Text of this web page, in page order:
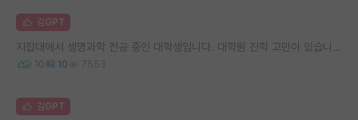
김GPT
지잡대에서 생명과학 전공 중인 대학생입니다. 대학원 진학 고민이 있습니다.
10 10 7553
김GPT